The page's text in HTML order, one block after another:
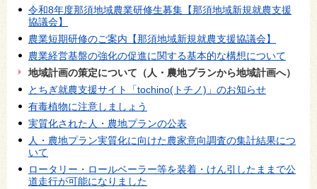
令和8年度那須地域農業研修生募集【那須地域新規就農支援
協議会】
農業短期研修のご案内【那須地域新規就農支援協議会】
農業経営基盤の強化の促進に関する基本的な構想について
地域計画の策定について（人・農地プランから地域計画へ）
とちぎ就農支援サイト「tochino(トチノ)」のお知らせ
有毒植物に注意しましょう
実質化された人・農地プランの公表
人・農地プラン実質化に向けた農家意向調査の集計結果につ
いて
ロータリー・ロールベーラー等を装着・けん引したままで公
道走行が可能になりました